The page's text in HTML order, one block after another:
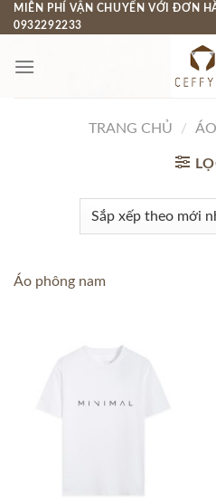
Chuyển
đến
dung
MIỄN PHÍ VẬN CHUYỂN VỚI ĐƠN
0932292233
TRANG CHỦ / ÁO
Áo phông nam